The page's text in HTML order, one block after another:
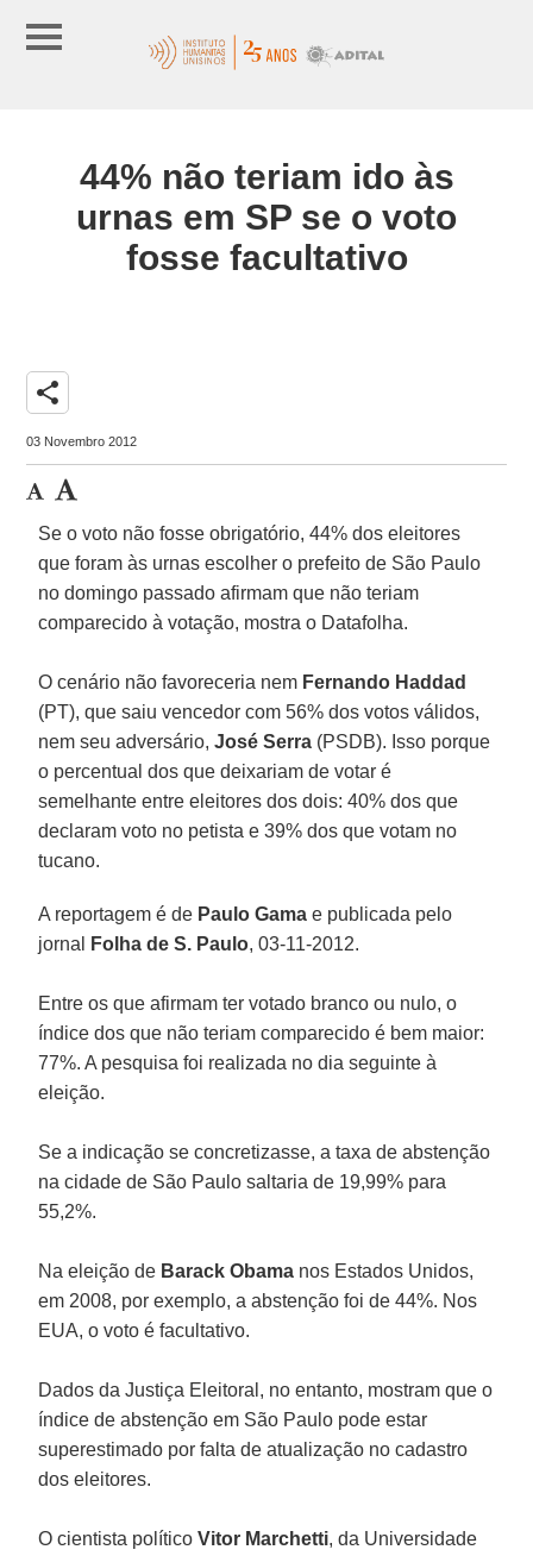
44% não teriam ido às
urnas em SP se o voto
fosse facultativo
share
03 Novembro 2012
Se o voto não fosse obrigatório, 44% dos eleitores
que foram às urnas escolher o prefeito de São Paulo
no domingo passado afirmam que não teriam
comparecido à votação, mostra o Datafolha.
O cenário não favoreceria nem Fernando Haddad
(PT), que saiu vencedor com 56% dos votos válidos,
nem seu adversário,José Serra (PSDB). Isso porque
o percentual dos que deixariam de votar é
semelhante entre eleitores dos dois: 40% dos que
declaram voto no petista e 39% dos que votam no
tucano.
A reportagem é de Paulo Gama e publicada pelo
jornal
Folha de S. Paulo, 03-11-2012.
Entre os que afirmam ter votado branco ou nulo, o
índice dos que não teriam comparecido é bem maior:
77%. A pesquisa foi realizada no dia seguinte à
eleição.
Se a indicação se concretizasse, a taxa de abstenção
na cidade de São Paulo saltaria de 19,99% para
55,2%.
Na eleição de Barack Obama nos Estados Unidos,
em 2008, por exemplo, a abstenção foi de 44%. Nos
EUA, o voto é facultativo.
Dados da Justiça Eleitoral, no entanto, mostram que o
índice de abstenção em São Paulo pode estar
superestimado por falta de atualização no cadastro
dos eleitores.
O cientista políticoVitor Marchetti, da Universidade